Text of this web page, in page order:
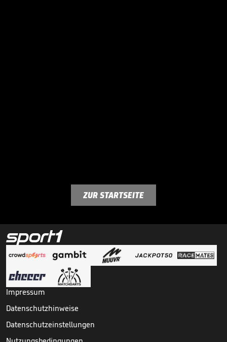
ZUR STARTSEITE
Impressum
Datenschutzhinweise
Datenschutzeinstellungen